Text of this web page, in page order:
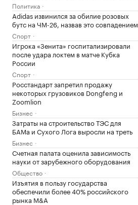
Политика
Adidas извинился за обилие розовых
бутс на ЧМ-26, назвав это совпадением
Спорт
Игрока «Зенита» госпитализировали
после удара локтем в матче Кубка
России
Спорт
Росстандарт запретил продажу
некоторых грузовиков Dongfeng и
Zoomlion
Бизнес
Затраты на строительство ТЭС для
БАМа и Сухого Лога выросли на треть
Бизнес
Счетная палата оценила зависимость
науки от зарубежного оборудования
Общество
Изъятия в пользу государства
обеспечили более 40% российского
рынка M&A